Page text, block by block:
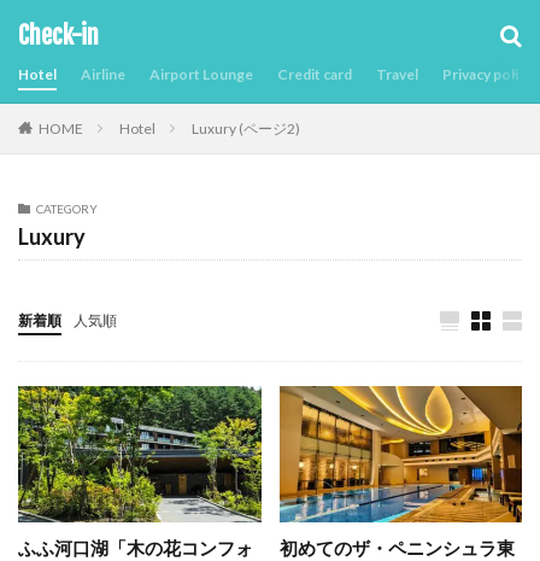
Check-in
Hotel Airline Airport Lounge Credit card Travel Privacy policy
HOME Hotel Luxury (ページ2)
CATEGORY
Luxury
新着順 人気順
ふふ河口湖「木の花コンフォ
初めてのザ・ペニンシュラ東